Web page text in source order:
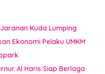
Kuda Lumping
Ekonomi Pelaku UMKM
Al Haris Siap Berlaga